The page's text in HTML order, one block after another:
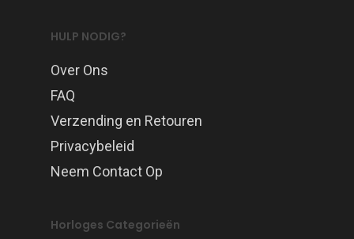
HULP NODIG?
Over Ons
FAQ
Verzending en Retouren
Privacybeleid
Neem Contact Op
Horloges Categorieën